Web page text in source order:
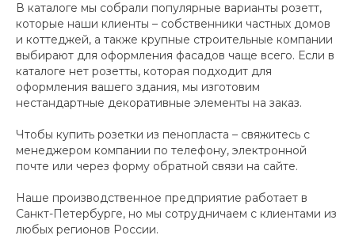
В каталоге мы собрали популярные варианты розетт,
которые наши клиенты – собственники частных домов
и коттеджей, а также крупные строительные компании
выбирают для оформления фасадов чаще всего. Если в
каталоге нет розетты, которая подходит для
оформления вашего здания, мы изготовим
нестандартные декоративные элементы на заказ.
Чтобы купить розетки из пенопласта – свяжитесь с
менеджером компании по телефону, электронной
почте или через форму обратной связи на сайте.
Наше производственное предприятие работает в
Санкт-Петербурге, но мы сотрудничаем с клиентами из
любых регионов России.